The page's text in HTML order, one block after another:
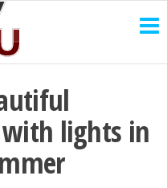
lights in